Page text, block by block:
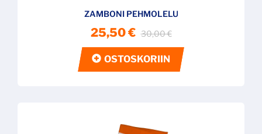
ZAMBONI PEHMOLELU
25,50 € 30,00 €
OSTOSKORIIN